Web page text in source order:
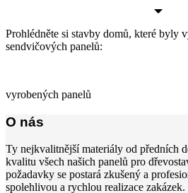
Prohlédněte si stavby domů, které byly
sendvičových panelů:
vyrobených panelů
O nás
Ty nejkvalitnější materiály od předních
kvalitu všech našich panelů pro
požadavky se postará zkušený a
spolehlivou a rychlou realizace zakázek.